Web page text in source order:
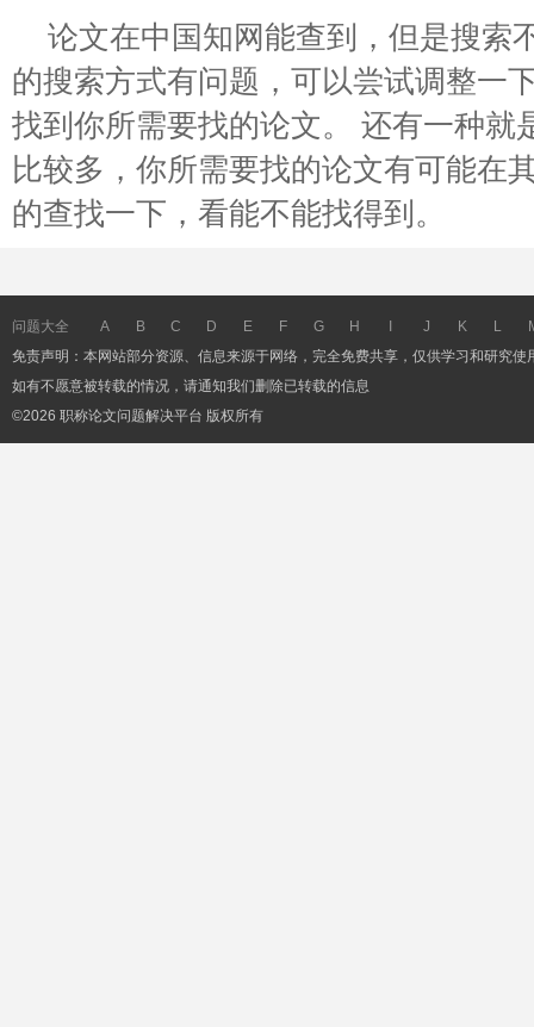
论文在中国知网能查到，但是搜索
的搜索方式有问题，可以尝试调整一
找到你所需要找的论文。 还有一种就
比较多，你所需要找的论文有可能在
的查找一下，看能不能找得到。
问题大全 A B C D E F G H J K L
免责声明：本网站部分资源、信息来源于网络，完全免费共享，仅供学习和研究使
如有不愿意被转载的情况，请通知我们删除已转载的信息
©2026 职称论文问题解决平台 版权所有